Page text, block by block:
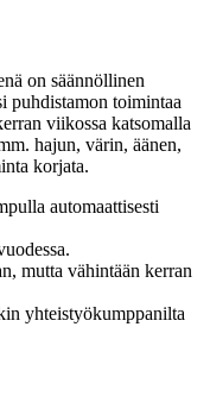
on säännöllinen
puhdistamon toimintaa
viikossa katsomalla
hajun, värin, äänen,
korjata.
automaattisesti
mutta vähintään kerran
yhteistyökumppanilta